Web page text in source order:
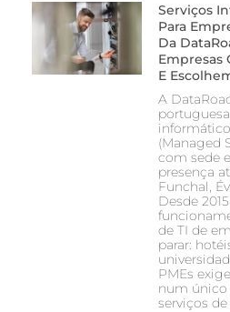
Serviços
Para
Da
Empresas
E
A
(Managed
com sede
presença
Funchal,
Desde
de TI de
parar:
PMEs
num único
serviços